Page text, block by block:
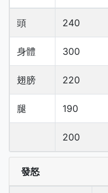
頭 240
身體 300
翅膀 220
腿 190
200
發怒